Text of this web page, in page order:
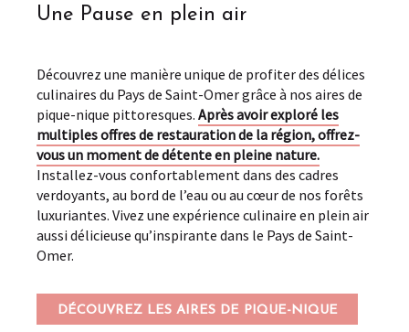
Une Pause en plein air
Découvrez une manière unique de profiter des délices
culinaires du Pays de Saint-Omer grâce à nos aires de
pique-nique pittoresques. Après avoir exploré les
multiples offres de restauration de la région, offrez-
vous un moment de détente en pleine nature.
Installez-vous confortablement dans des cadres
verdoyants, au bord de l’eau ou au cœur de nos forêts
luxuriantes. Vivez une expérience culinaire en plein air
aussi délicieuse qu’inspirante dans le Pays de Saint-
Omer.
DÉCOUVREZ LES AIRES DE PIQUE-NIQUE